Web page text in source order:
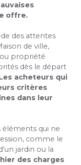
offre.
des attentes
de ville,
propriété
dès le départ
acheteurs qui
critères
dans leur
qui ne
comme le
jardin ou la
des charges